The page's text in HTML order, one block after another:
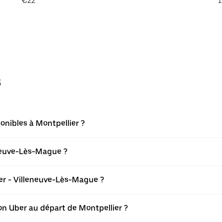
à Montpellier ?
Lès-Mague ?
- Villeneuve-Lès-Mague ?
Uber au départ de Montpellier ?